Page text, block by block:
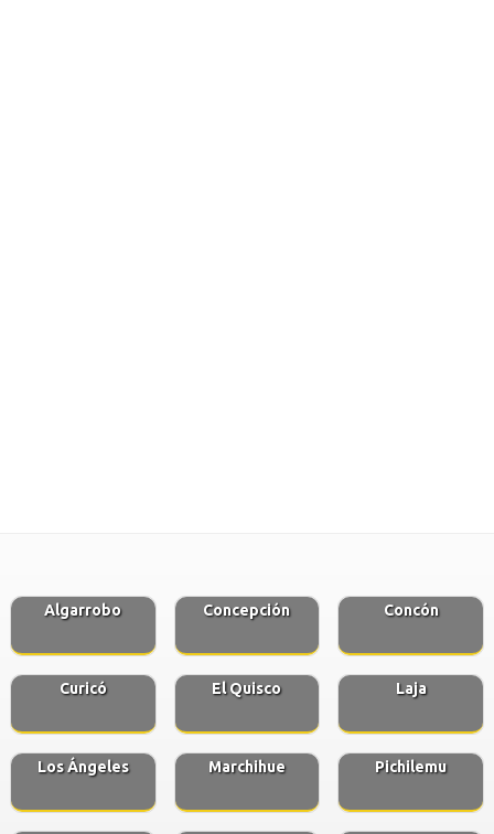
Algarrobo Concepción Concón
Curicó El Quisco Laja
Los Ángeles Marchihue Pichilemu